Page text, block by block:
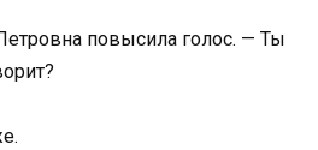
повысила голос. — Ты